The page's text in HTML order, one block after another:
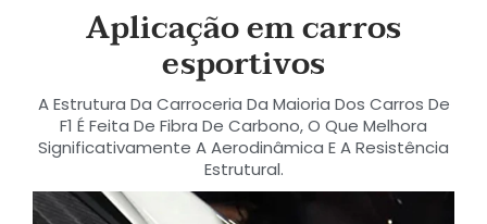
Aplicação em carros
esportivos
A Estrutura Da Carroceria Da Maioria Dos Carros De
F1 É Feita De Fibra De Carbono, O Que Melhora
Significativamente A Aerodinâmica E A Resistência
Estrutural.